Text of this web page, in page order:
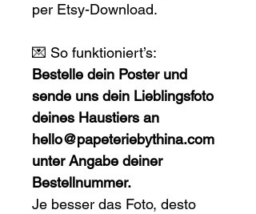
per Etsy-Download.
💌 So funktioniert’s:
Bestelle dein Poster und
sende uns dein Lieblingsfoto
deines Haustiers an
hello@papeteriebythina.com
unter Angabe deiner
Bestellnummer.
Je besser das Foto, desto